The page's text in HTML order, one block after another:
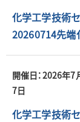
化学工学技術
20260714先端
開催日：2026年7
7日
化学工学技術